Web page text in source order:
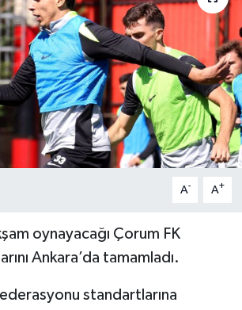
A- A+
oynayacağı Çorum FK
Ankara’da tamamladı.
standartlarına